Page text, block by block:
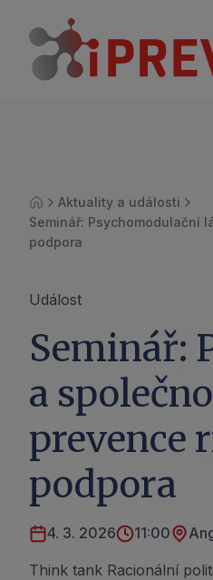
ÚvodAktuality a události
Seminář: Psychomodulační
podpora
Událost
Seminář:
a
prevence
podpora
4. 3. 2026 11:00
Think tank Racionální